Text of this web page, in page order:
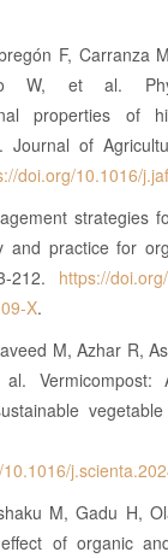
F, Carranza
W, et al.
properties of
Journal of
doi.org/10.1016/
strategies
and practice for
212. https://
X.
M, Azhar R,
Vermicompost:
M, Gadu H,
of organic